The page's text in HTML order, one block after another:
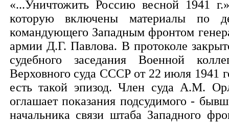
«...Уничтожить Россию весной 1941
которую включены материалы по
командующего Западным фронтом
армии Д.Г. Павлова. В протоколе
судебного заседания Военной
Верховного суда СССР от 22 июля 1941
есть такой эпизод. Член суда А.М.
оглашает показания подсудимого -
начальника связи штаба Западного